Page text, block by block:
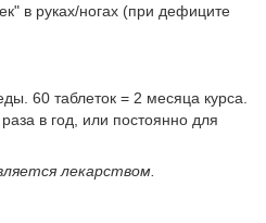
в руках/ногах (при дефиците
60 таблеток = 2 месяца курса.
в год, или постоянно для
лекарством.